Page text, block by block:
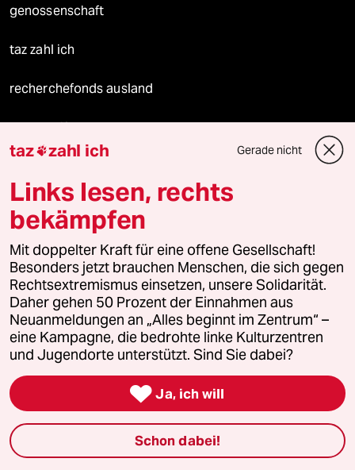
genossenschaft
taz zahl ich
recherchefonds ausland
panterstiftung
bundestalk
fernverbindung
klima update°
Mauerecho
Freie Rede
taz zahl ich Gerade nicht
Links lesen, rechts
bekämpfen
Mit doppelter Kraft für eine offene Gesellschaft!
Besonders jetzt brauchen Menschen, die sich gegen
Rechtsextremismus einsetzen, unsere Solidarität.
Daher gehen 50 Prozent der Einnahmen aus
Neuanmeldungen an „Alles beginnt im Zentrum“ –
eine Kampagne, die bedrohte linke Kulturzentren
und Jugendorte unterstützt. Sind Sie dabei?
 Ja, ich will
Schon dabei!